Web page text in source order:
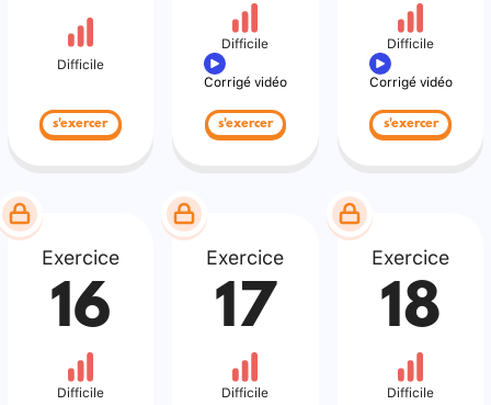
Difficile
s'exercer
Difficile
Corrigé vidéo
s'exercer
Difficile
Corrigé vidéo
s'exercer
Exercice
16
Difficile
Exercice
17
Difficile
Exercice
18
Difficile